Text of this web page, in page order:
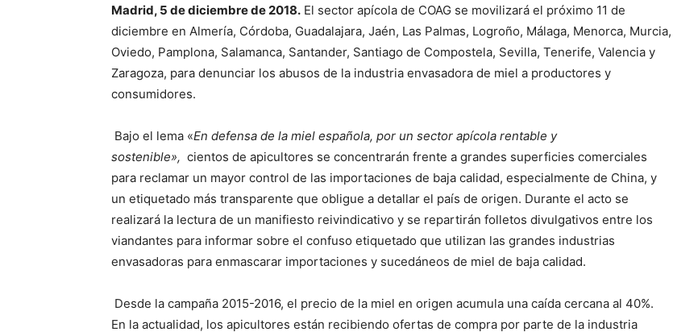
Madrid, 5 de diciembre de 2018. El sector apícola de COAG se movilizará el próximo 11 de
diciembre en Almería, Córdoba, Guadalajara, Jaén, Las Palmas, Logroño, Málaga, Menorca, Murcia,
Oviedo, Pamplona, Salamanca, Santander, Santiago de Compostela, Sevilla, Tenerife, Valencia y
Zaragoza, para denunciar los abusos de la industria envasadora de miel a productores y
consumidores.
Bajo el lema «En defensa de la miel española, por un sector apícola rentable y
sostenible», cientos de apicultores se concentrarán frente a grandes superficies comerciales
para reclamar un mayor control de las importaciones de baja calidad, especialmente de China, y
un etiquetado más transparente que obligue a detallar el país de origen. Durante el acto se
realizará la lectura de un manifiesto reivindicativo y se repartirán folletos divulgativos entre los
viandantes para informar sobre el confuso etiquetado que utilizan las grandes industrias
envasadoras para enmascarar importaciones y sucedáneos de miel de baja calidad.
Desde la campaña 2015-2016, el precio de la miel en origen acumula una caída cercana al 40%.
En la actualidad, los apicultores están recibiendo ofertas de compra por parte de la industria